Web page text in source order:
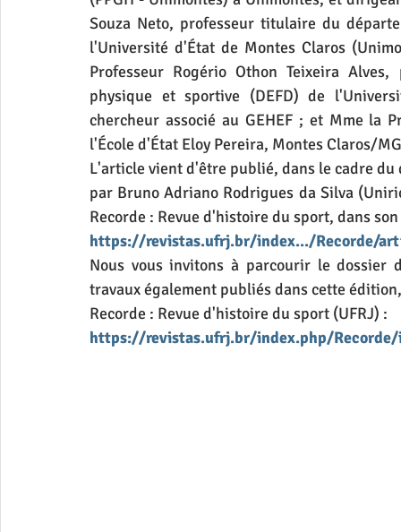
Souza Neto, professeur titulaire du
l'Université d'État de Montes Claros
Professeur Rogério Othon Teixeira
physique et sportive (DEFD) de
chercheur associé au GEHEF ; et Mme la
l'École d'État Eloy Pereira, Montes Claros/
L'article vient d'être publié, dans le cadre
par Bruno Adriano Rodrigues da Silva
Recorde : Revue d'histoire du sport, dans
https://revistas.ufrj.br/index.../Recorde/
Nous vous invitons à parcourir le
travaux également publiés dans cette
Recorde : Revue d'histoire du sport (UFRJ) :
https://revistas.ufrj.br/index.php/